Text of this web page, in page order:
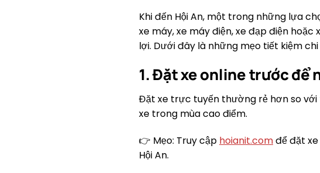
Khi đến Hội An, một trong những lựa
xe máy, xe máy điện, xe đạp điện
lợi. Dưới đây là những mẹo tiết kiệm
1. Đặt xe online trước để
Đặt xe trực tuyến thường rẻ hơn so với
xe trong mùa cao điểm.
👉 Mẹo: Truy cập hoianit.comđể đặt
Hội An.